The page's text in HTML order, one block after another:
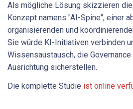
Als mögliche Lösung skizzieren
Konzept namens "AI-Spine", einer
organisierenden und
Sie würde KI-Initiativen verbinden
Wissensaustausch, die
Ausrichtung sicherstellen.
Die komplette Studie ist online